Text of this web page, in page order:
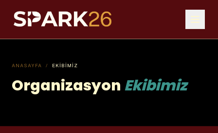
ANASAYFA / EKIBIMIZ
Organizasyon Ekibimiz